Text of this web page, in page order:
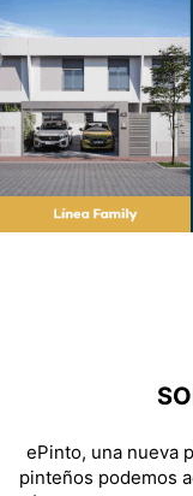
ePinto, una nueva
pinteños podemos